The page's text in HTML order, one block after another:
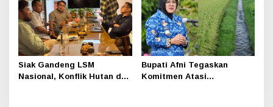
Siak Gandeng LSM
Nasional, Konflik Hutan dan
Bupati Afni Tegaskan
Komitmen Atasi